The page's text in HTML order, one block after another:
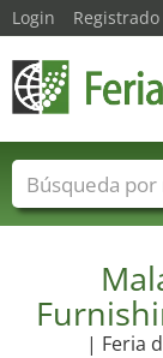
| Feria
Login Registrado
Nombres de
Sectores de